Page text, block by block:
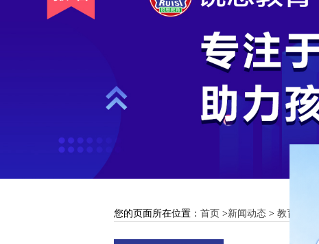
您的页面所在位置： 首页 >新闻动态> 教育动态